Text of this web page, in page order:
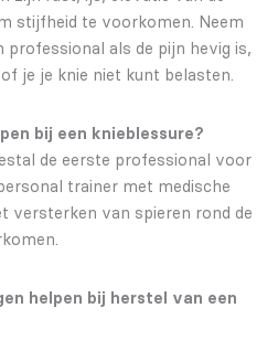
stijfheid te voorkomen. Neem
als de pijn hevig is,
je je knie niet kunt belasten.
bij een knieblessure?
de eerste professional voor
trainer met medische
versterken van spieren rond de
helpen bij herstel van een